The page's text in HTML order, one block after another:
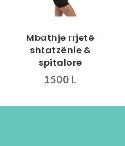
Mbathje rrjetë
shtatzënie &
spitalore
1500 L